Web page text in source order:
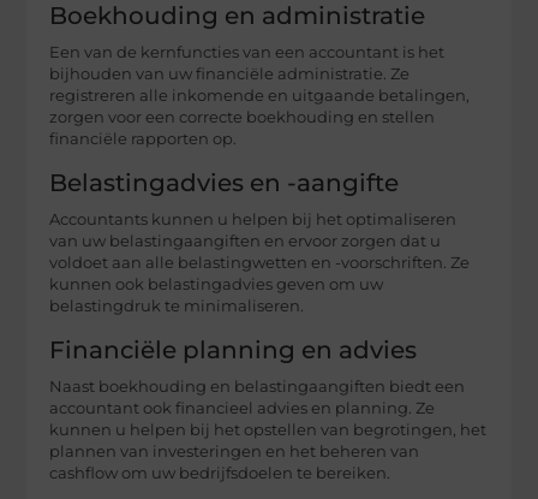
Boekhouding en administratie
Een van de kernfuncties van een accountant is het
bijhouden van uw financiële administratie. Ze
registreren alle inkomende en uitgaande betalingen,
zorgen voor een correcte boekhouding en stellen
financiële rapporten op.
Belastingadvies en -aangifte
Accountants kunnen u helpen bij het optimaliseren
van uw belastingaangiften en ervoor zorgen dat u
voldoet aan alle belastingwetten en -voorschriften. Ze
kunnen ook belastingadvies geven om uw
belastingdruk te minimaliseren.
Financiële planning en advies
Naast boekhouding en belastingaangiften biedt een
accountant ook financieel advies en planning. Ze
kunnen u helpen bij het opstellen van begrotingen, het
plannen van investeringen en het beheren van
cashflow om uw bedrijfsdoelen te bereiken.